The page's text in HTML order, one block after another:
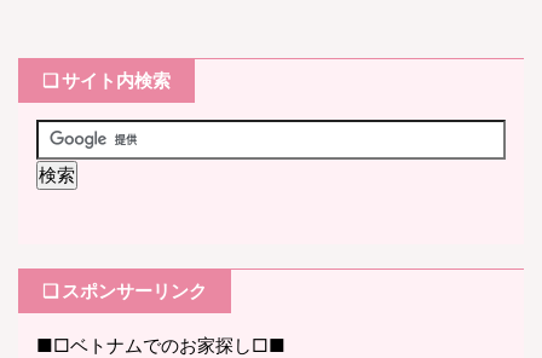
❏ サイト内検索
❏ スポンサーリンク
■□ベトナムでのお家探し□■